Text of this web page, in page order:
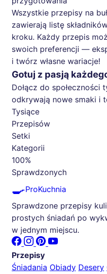
Wszystkie przepisy na
zawierają listę
kroku. Każdy przepis
swoich preferencji —
i twórz własne wariacje!
Gotuj z pasją
Dołącz do społeczności
odkrywają nowe smaki i
Tysiące
Przepisów
Setki
Kategorii
100%
Sprawdzonych
🍳ProKuchnia
Sprawdzone przepisy
prostych śniadań po
w jednym miejscu.
Przepisy
Śniadania Obiady Desery